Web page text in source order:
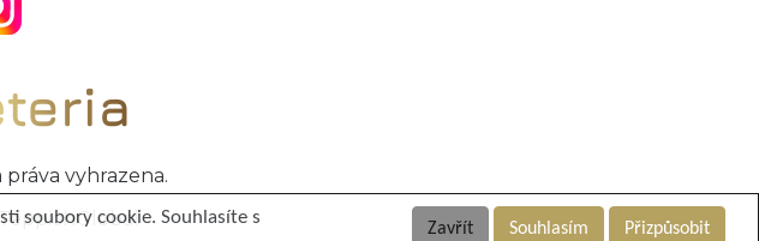
vyhrazena.
soubory cookie. Souhlasíte s
Zavřít Souhlasím Přizpůsobit